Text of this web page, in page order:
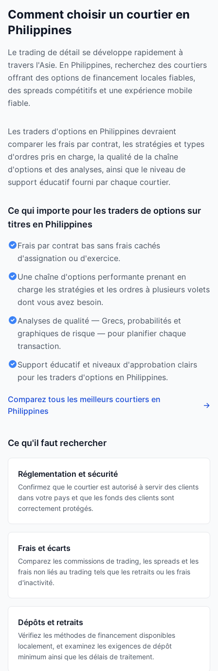
Comment choisir un courtier en
Philippines
Le trading de détail se développe rapidement à
travers l'Asie. En Philippines, recherchez des courtiers
offrant des options de financement locales fiables,
des spreads compétitifs et une expérience mobile
fiable.
Les traders d'options en Philippines devraient
comparer les frais par contrat, les stratégies et types
d'ordres pris en charge, la qualité de la chaîne
d'options et des analyses, ainsi que le niveau de
support éducatif fourni par chaque courtier.
Ce qui importe pour les traders de options sur
titres en Philippines
Frais par contrat bas sans frais cachés
d'assignation ou d'exercice.
Une chaîne d'options performante prenant en
charge les stratégies et les ordres à plusieurs volets
dont vous avez besoin.
Analyses de qualité — Grecs, probabilités et
graphiques de risque — pour planifier chaque
transaction.
Support éducatif et niveaux d'approbation clairs
pour les traders d'options en Philippines.
Comparez tous les meilleurs courtiers en
Philippines
→
Ce qu'il faut rechercher
Réglementation et sécurité
Confirmez que le courtier est autorisé à servir des clients
dans votre pays et que les fonds des clients sont
correctement protégés.
Frais et écarts
Comparez les commissions de trading, les spreads et les
frais non liés au trading tels que les retraits ou les frais
d'inactivité.
Dépôts et retraits
Vérifiez les méthodes de financement disponibles
localement, et examinez les exigences de dépôt
minimum ainsi que les délais de traitement.